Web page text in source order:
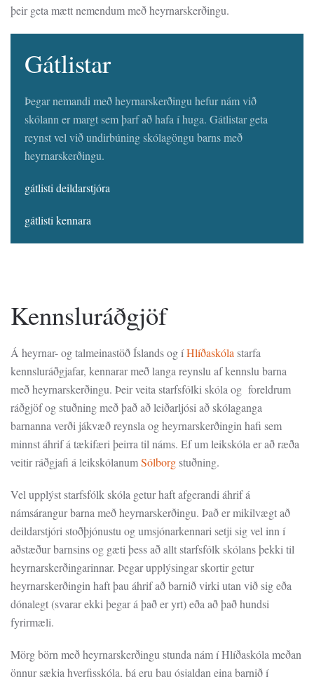
þeir geta mætt nemendum með heyrnarskerðingu.
Gátlistar
Þegar nemandi með heyrnarskerðingu hefur nám við
skólann er margt sem þarf að hafa í huga. Gátlistar geta
reynst vel við undirbúning skólagöngu barns með
heyrnarskerðingu.
gátlisti deildarstjóra
gátlisti kennara
Kennsluráðgjöf
Á heyrnar- og talmeinastöð Íslands og íHlíðaskóla starfa
kennsluráðgjafar, kennarar með langa reynslu af kennslu barna
með heyrnarskerðingu. Þeir veita starfsfólki skóla og foreldrum
ráðgjöf og stuðning með það að leiðarljósi að skólaganga
barnanna verði jákvæð reynsla og heyrnarskerðingin hafi sem
minnst áhrif á tækifæri þeirra til náms. Ef um leikskóla er að ræða
veitir ráðgjafi á leikskólanumSólborgstuðning.
Vel upplýst starfsfólk skóla getur haft afgerandi áhrif á
námsárangur barna með heyrnarskerðingu. Það er mikilvægt að
deildarstjóri stoðþjónustu og umsjónarkennari setji sig vel inn í
aðstæður barnsins og gæti þess að allt starfsfólk skólans þekki til
heyrnarskerðingarinnar. Þegar upplýsingar skortir getur
heyrnarskerðingin haft þau áhrif að barnið virki utan við sig eða
dónalegt (svarar ekki þegar á það er yrt) eða að það hundsi
fyrirmæli.
Mörg börn með heyrnarskerðingu stunda nám í Hlíðaskóla meðan
önnur sækja hverfisskóla, þá eru þau ósjaldan eina barnið í